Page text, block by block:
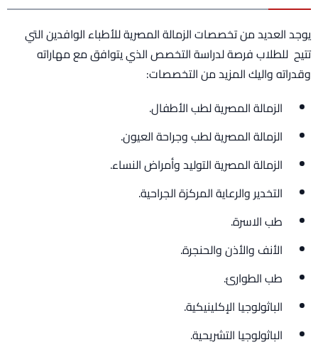
يوجد العديد من تخصصات الزمالة المصرية للأطباء الوافدين التي
تتيح للطلاب فرصة لدراسة التخصص الذي يتوافق مع مهاراته
وقدراته واليك المزيد من التخصصات:
الزمالة المصرية لطب الأطفال.
الزمالة المصرية لطب وجراحة العيون.
الزمالة المصرية التوليد وأمراض النساء.
التخدير والرعاية المركزة الجراحية.
طب الاسرة.
الأنف والأذن والحنجرة.
طب الطوارئ.
الباثولوجيا الإكلينيكية.
الباثولوجيا التشريحية.